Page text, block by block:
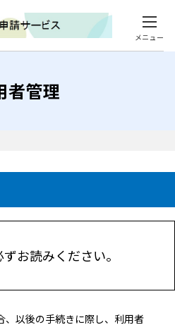
メニュー
者管理
お読みください。
、以後の手続きに際し、利用者